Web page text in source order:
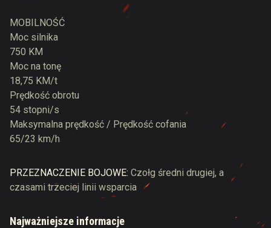
MOBILNOŚĆ
Moc silnika
750 KM
Moc na tonę
18,75 KM/t
Prędkość obrotu
54 stopni/s
Maksymalna prędkość / Prędkość cofania
65/23 km/h
PRZEZNACZENIE BOJOWE: Czołg średni drugiej, a
czasami trzeciej linii wsparcia
Najważniejsze informacje